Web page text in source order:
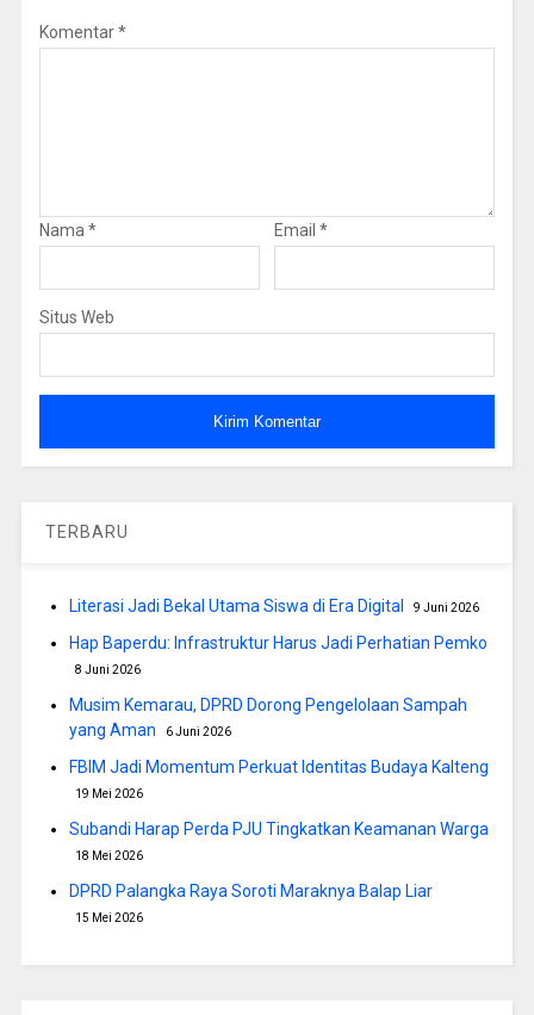
Komentar*
Nama * Email *
Situs Web
TERBARU
Literasi Jadi Bekal Utama Siswa di Era Digital 9 Juni 2026
Hap Baperdu: Infrastruktur Harus Jadi Perhatian Pemko
8 Juni 2026
Musim Kemarau, DPRD Dorong Pengelolaan Sampah
yang Aman
6 Juni 2026
FBIM Jadi Momentum Perkuat Identitas Budaya Kalteng
19 Mei 2026
Subandi Harap Perda PJU Tingkatkan Keamanan Warga
18 Mei 2026
DPRD Palangka Raya Soroti Maraknya Balap Liar
15 Mei 2026